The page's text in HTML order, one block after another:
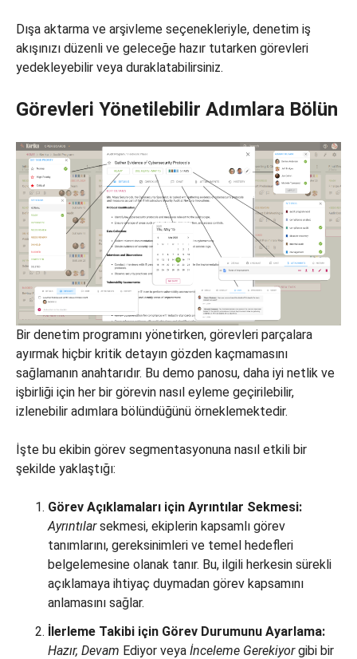
Dışa aktarma ve arşivleme seçenekleriyle, denetim iş
akışınızı düzenli ve geleceğe hazır tutarken görevleri
yedekleyebilir veya duraklatabilirsiniz.
Görevleri Yönetilebilir Adımlara Bölün
Bir denetim programını yönetirken, görevleri parçalara
ayırmak hiçbir kritik detayın gözden kaçmamasını
sağlamanın anahtarıdır. Bu demo panosu, daha iyi netlik ve
işbirliği için her bir görevin nasıl eyleme geçirilebilir,
izlenebilir adımlara bölündüğünü örneklemektedir.
İşte bu ekibin görev segmentasyonuna nasıl etkili bir
şekilde yaklaştığı:
Görev Açıklamaları için Ayrıntılar Sekmesi:
Ayrıntılarsekmesi, ekiplerin kapsamlı görev
tanımlarını, gereksinimleri ve temel hedefleri
belgelemesine olanak tanır. Bu, ilgili herkesin sürekli
açıklamaya ihtiyaç duymadan görev kapsamını
anlamasını sağlar.
İlerleme Takibi için Görev Durumunu Ayarlama:
Hazır, Devam Ediyor veya İnceleme Gerekiyorgibi bir